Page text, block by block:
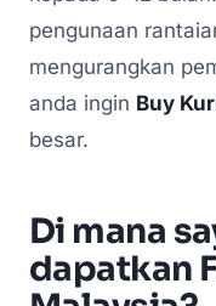
pengunaan
mengurangkan
anda ingin Buy
besar.
Di mana
dapatkan